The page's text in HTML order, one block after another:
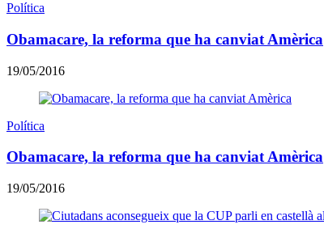
Política
Obamacare, la reforma que ha canviat Amèrica
19/05/2016
Política
Obamacare, la reforma que ha canviat Amèrica
19/05/2016